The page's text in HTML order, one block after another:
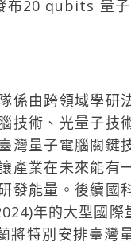
布20 qubits 量
係由跨領域學研
技術、光量子技
灣量子電腦關鍵
產業在未來能有
發能量。後續國
年的大型國
特別安排臺灣